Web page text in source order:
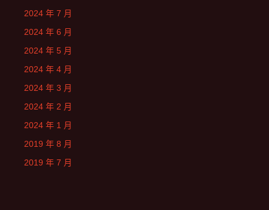
2024 年 7 月
2024 年 6 月
2024 年 5 月
2024 年 4 月
2024 年 3 月
2024 年 2 月
2024 年 1 月
2019 年 8 月
2019 年 7 月